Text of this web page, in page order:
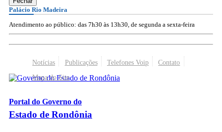
Palácio Rio Madeira
Atendimento ao público: das 7h30 às 13h30, de segunda a sexta-feira
Notícias Publicações Telefones Voip
Contato
Mapa do Site
Portal do Governo do
Estado de Rondônia